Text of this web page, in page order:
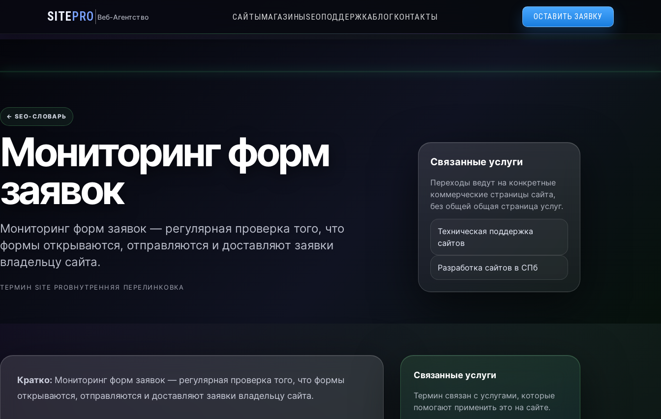
SITE PRO Веб-Агентство САЙТЫМАГАЗИНЫSEOПОДДЕРЖКАБЛОГКОНТАКТЫ ОСТАВИТЬ ЗАЯВКУ
← SEO-СЛОВАРЬ
Мониторинг форм
заявок
Мониторинг форм заявок — регулярная проверка того, что
формы открываются, отправляются и доставляют заявки
владельцу сайта.
ТЕРМИН SITE PROВНУТРЕННЯЯ ПЕРЕЛИНКОВКА
Связанные услуги
Переходы ведут на конкретные
коммерческие страницы сайта,
без общей общая страница услуг.
Техническая поддержка
сайтов
Разработка сайтов в СПб
Кратко: Мониторинг форм заявок — регулярная проверка того, что формы
открываются, отправляются и доставляют заявки владельцу сайта.
Связанные услуги
Термин связан с услугами, которые
помогают применить это на сайте.